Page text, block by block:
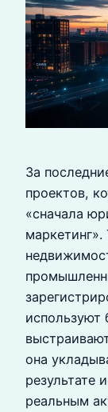
За
проектов,
«сначала
используют
она
результате
реальным